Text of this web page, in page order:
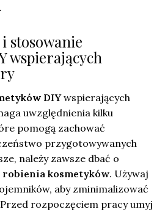
stosowanie
wspierających
DIYwspierających
uwzględnienia kilku
pomogą zachować
przygotowywanych
należy zawsze dbać o
kosmetyków. Używaj
aby zminimalizować
rozpoczęciem pracy umyj